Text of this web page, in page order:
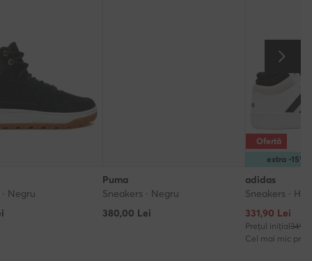
Negru
Puma
Sneakers · Negru
380,00 Lei
extra -15%
Ofertă
adidas
Sneakers ·
Prețul actual
331,90 Lei
Prețul inițial
Cel mai mic preț